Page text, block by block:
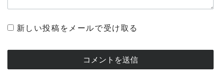
新しい投稿をメールで受け取る